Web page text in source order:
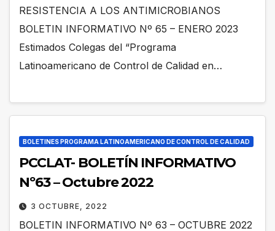
RESISTENCIA A LOS ANTIMICROBIANOS
BOLETIN INFORMATIVO Nº 65 – ENERO 2023
Estimados Colegas del “Programa
Latinoamericano de Control de Calidad en…
BOLETINES PROGRAMA LATINOAMERICANO DE CONTROL DE CALIDAD
PCCLAT- BOLETÍN INFORMATIVO
Nº63 – Octubre 2022
3 OCTUBRE, 2022
BOLETIN INFORMATIVO Nº 63 – OCTUBRE 2022